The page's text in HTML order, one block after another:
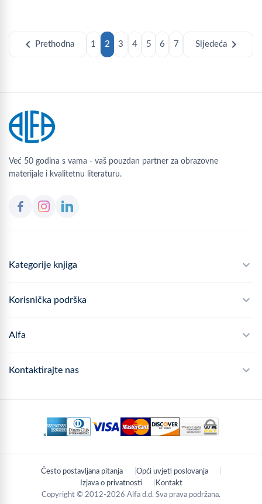
chevron_left Prethodna 1 2 3 4 5 6 7 Sljedeća chevron_right
Već 50 godina s vama - vaš pouzdan partner za obrazovne
materijale i kvalitetnu literaturu.
Kategorije knjiga
Školski program
Korisnička podrška
Često postavljana pitanja
Praćenje narudžbe
Alfa
Politika privatnosti
Kontaktirajte nas
01 889 2047
Zagreb, Hrvatska
Često postavljana pitanja
Opći uvjeti poslovanja
Izjava o privatnosti
Kontakt
Copyright © 2012-2026 Alfa d.d. Sva prava podržana.